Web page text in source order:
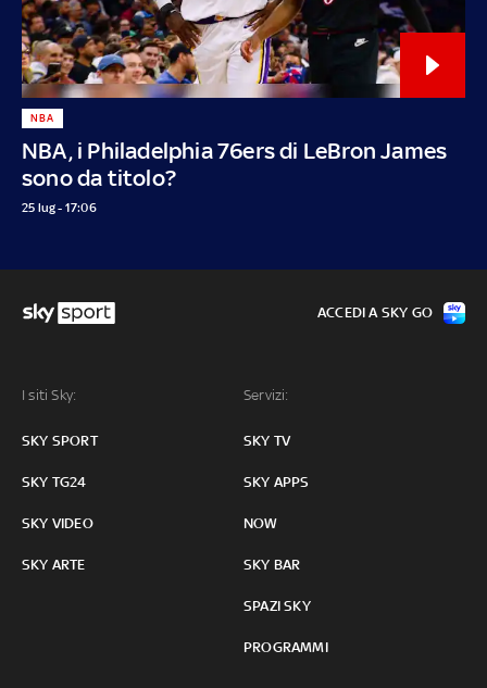
NBA, i Philadelphia 76ers di LeBron James
sono da titolo?
NBA
25 lug - 17:06
I siti Sky:
SKY SPORT
SKY TG24
SKY VIDEO
SKY ARTE
Servizi:
SKY TV
SKY APPS
NOW
SKY BAR
SPAZI SKY
PROGRAMMI
ACCEDI A SKY GO